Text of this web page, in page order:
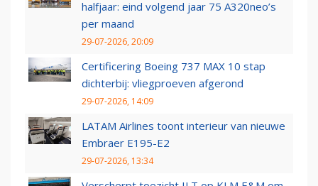
halfjaar: eind volgend jaar 75 A320neo’s
per maand
29-07-2026, 20:09
Certificering Boeing 737 MAX 10 stap
dichterbij: vliegproeven afgerond
29-07-2026, 14:09
LATAM Airlines toont interieur van nieuwe
Embraer E195-E2
29-07-2026, 13:34